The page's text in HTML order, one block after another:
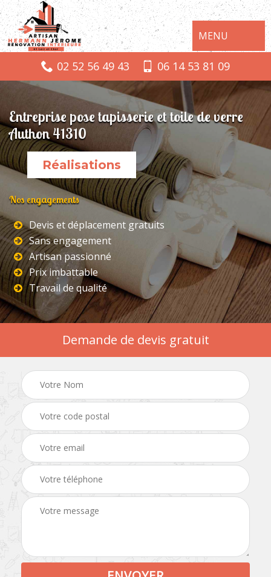
MENU
02 52 56 49 43 06 14 53 81 09
Entreprise pose tapisserie et toile de verre
Authon 41310
Réalisations
Nos engagements
Devis et déplacement gratuits
Sans engagement
Artisan passionné
Prix imbattable
Travail de qualité
Demande de devis gratuit